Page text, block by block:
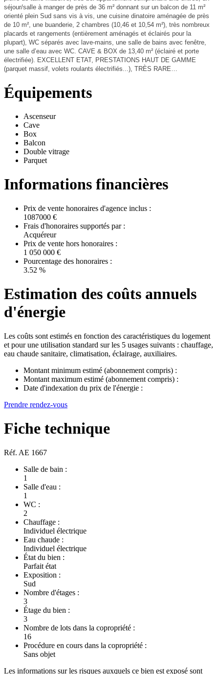
séjour/salle à manger de près de 36 m² donnant sur un balcon de 11 m²
orienté plein Sud sans vis à vis, une cuisine dinatoire aménagée de près
de 10 m², une buanderie, 2 chambres (10,46 et 10,54 m²), très nombreux
placards et rangements (entièrement aménagés et éclairés pour la
plupart), WC séparés avec lave-mains, une salle de bains avec fenêtre,
une salle d’eau avec WC. CAVE & BOX de 13,40 m² (éclairé et porte
électrifiée). EXCELLENT ETAT, PRESTATIONS HAUT DE GAMME
(parquet massif, volets roulants électrifiés...), TRÈS RARE…
Équipements
Ascenseur
Cave
Box
Balcon
Double vitrage
Parquet
Informations financières
Prix de vente honoraires d'agence inclus :
1087000 €
Frais d'honoraires supportés par :
Acquéreur
Prix de vente hors honoraires :
1 050 000 €
Pourcentage des honoraires :
3.52 %
Estimation des coûts annuels
d'énergie
Les coûts sont estimés en fonction des caractéristiques du logement
et pour une utilisation standard sur les 5 usages suivants : chauffage,
eau chaude sanitaire, climatisation, éclairage, auxiliaires.
Montant minimum estimé (abonnement compris) :
Montant maximum estimé (abonnement compris) :
Date d'indexation du prix de l'énergie :
Prendre rendez-vous
Fiche technique
Réf. AE 1667
Salle de bain :
1
Salle d'eau :
1
WC :
2
Chauffage :
Individuel électrique
Eau chaude :
Individuel électrique
État du bien :
Parfait état
Exposition :
Sud
Nombre d'étages :
3
Étage du bien :
3
Nombre de lots dans la copropriété :
16
Procédure en cours dans la copropriété :
Sans objet
Les informations sur les risques auxquels ce bien est exposé sont